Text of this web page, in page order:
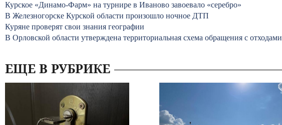
Курское «Динамо-Фарм» на турнире в Иваново завоевало «серебро»
В Железногорске Курской области произошло ночное ДТП
Куряне проверят свои знания географии
В Орловской области утверждена территориальная схема обращения с отходами
ЕЩЕ В РУБРИКЕ